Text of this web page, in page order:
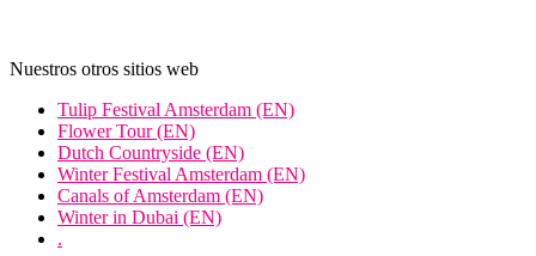
Nuestros otros sitios web
Tulip Festival Amsterdam (EN)
Flower Tour (EN)
Dutch Countryside (EN)
Winter Festival Amsterdam (EN)
Canals of Amsterdam (EN)
Winter in Dubai (EN)
.